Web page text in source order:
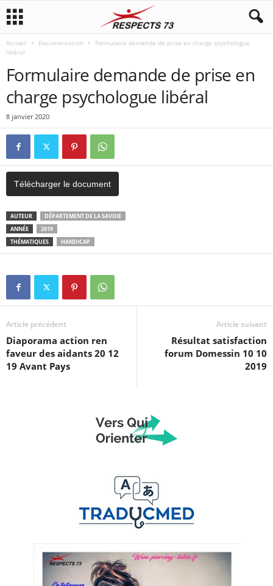
Accueil Documentation
Formulaire demande de prise en charge psychologue
libéral
Formulaire demande de prise en
charge psychologue libéral
8 janvier 2020
Télécharger le document
AUTEUR
DÉPARTEMENT DE LA SAVOIE
ANNÉE
2019
THÉMATIQUES
HANDICAP
Article précédent
Diaporama action ren
faveur des aidants 20 12
19 Avant Pays
Article suivant
Résultat satisfaction
forum Domessin 10 10
2019